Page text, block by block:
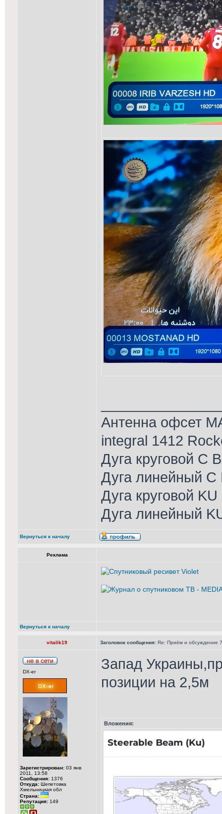
Антенна офсет
integral 1412
Дуга круговой С
Дуга линейный С
Дуга круговой
Дуга линейный
Вернуться к началу
Реклама
Вернуться к началу
vitalik19 Заголовок сообщения: Re: Приём и обсуждение
DX-er
Зарегистрирован: 03 янв
2011, 13:58
Сообщения: 1376
Откуда: Шепетовка
Хмельницкая обл
Страна:
Репутация: 149
Запад
позиции на 2,5м
Вложения: